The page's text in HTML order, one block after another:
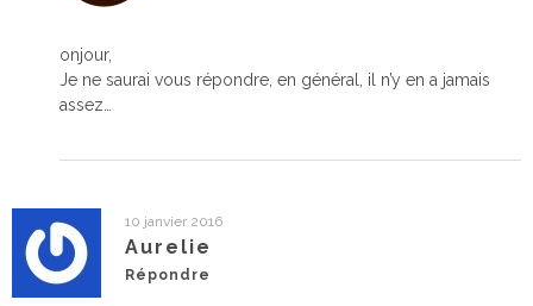
onjour,
Je ne saurai vous répondre, en général, il n’y en a jamais
assez…
10 janvier 2016
Aurelie
Répondre